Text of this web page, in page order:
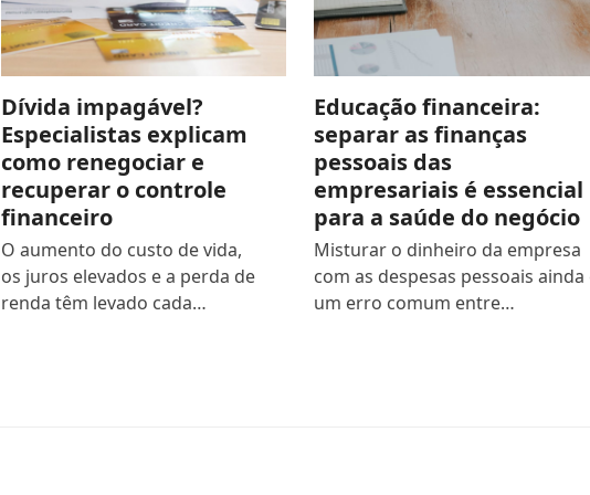
Dívida impagável?
Especialistas explicam
como renegociar e
recuperar o controle
financeiro
O aumento do custo de vida,
os juros elevados e a perda de
renda têm levado cada…
Educação financeira:
separar as finanças
pessoais das
empresariais é essencial
para a saúde do negócio
Misturar o dinheiro da empresa
com as despesas pessoais ainda
um erro comum entre…